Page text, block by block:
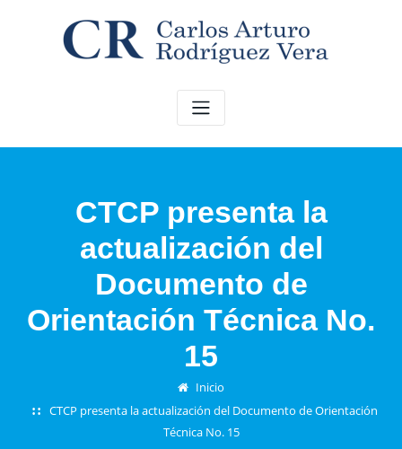
CTCP presenta la
actualización del
Documento de
Orientación Técnica No.
15
Inicio
CTCP presenta la actualización del Documento de Orientación
Técnica No. 15